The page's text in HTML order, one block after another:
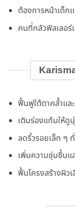
ต้องการหน้าเด็ก
คนที่กลัวฟิลเลอร์
ฟื้นฟูใต้ตาคล้ำแล
เติมร่องแก้มให้ดู
ลดริ้วรอยเล็ก ๆ
เพิ่มความชุ่มชื้นแ
ฟื้นโครงสร้างผิว